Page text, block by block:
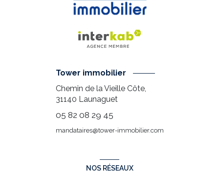
Tower immobilier
Chemin de la Vieille Côte,
31140 Launaguet
05 82 08 29 45
mandataires@tower-immobilier.com
NOS RÉSEAUX